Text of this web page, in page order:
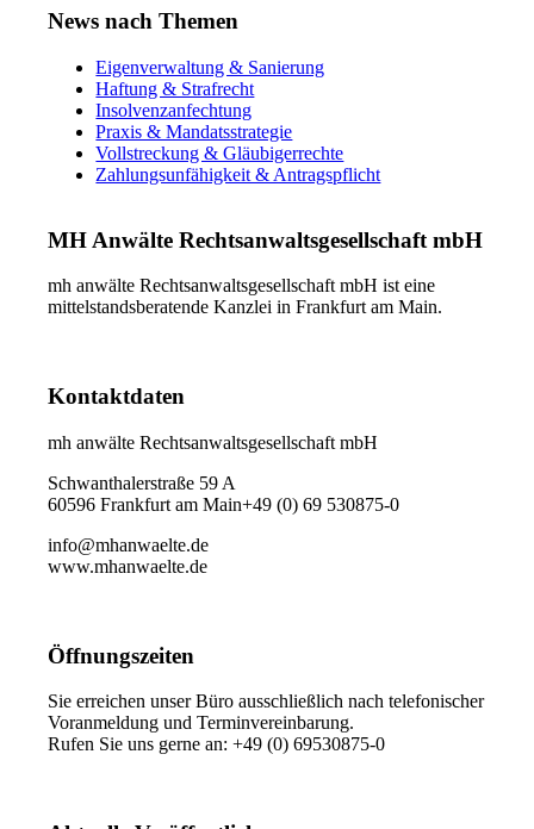
News nach Themen
Eigenverwaltung & Sanierung
Haftung & Strafrecht
Insolvenzanfechtung
Praxis & Mandatsstrategie
Vollstreckung & Gläubigerrechte
Zahlungsunfähigkeit & Antragspflicht
MH Anwälte Rechtsanwaltsgesellschaft mbH
mh anwälte Rechtsanwaltsgesellschaft mbH ist eine
mittelstandsberatende Kanzlei in Frankfurt am Main.
Kontaktdaten
mh anwälte Rechtsanwaltsgesellschaft mbH
Schwanthalerstraße 59 A
60596 Frankfurt am Main+49 (0) 69 530875-0
info@mhanwaelte.de
www.mhanwaelte.de
Öffnungszeiten
Sie erreichen unser Büro ausschließlich nach telefonischer
Voranmeldung und Terminvereinbarung.
Rufen Sie uns gerne an: +49 (0) 69530875-0